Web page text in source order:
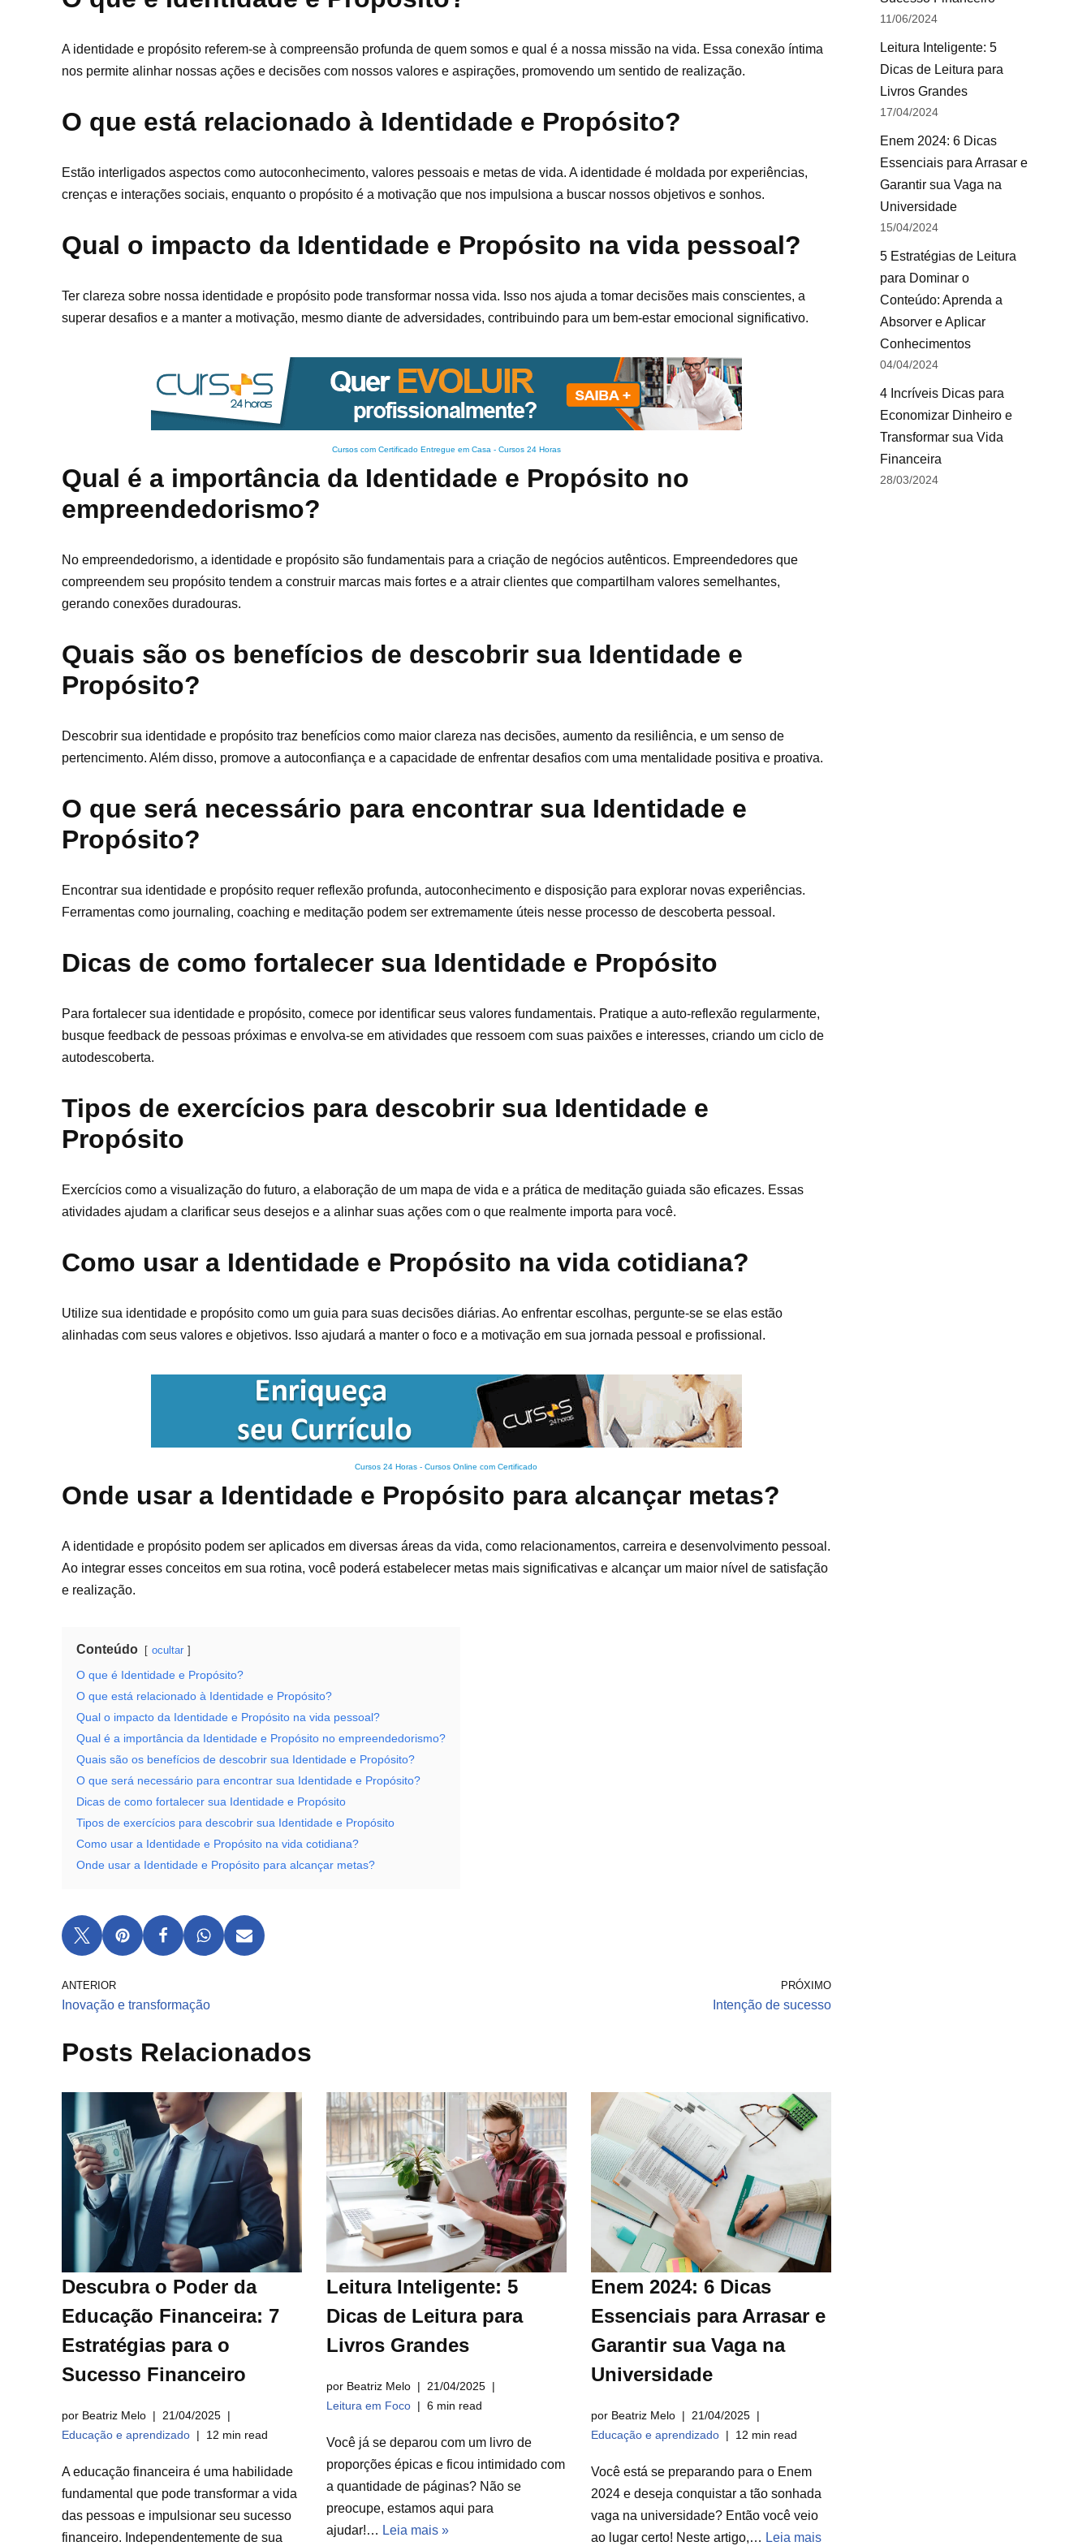
A identidade e propósito referem-se à compreensão profunda de quem somos e qual é a nossa missão na vida. Essa conexão íntima
nos permite alinhar nossas ações e decisões com nossos valores e aspirações, promovendo um sentido de realização.
O que está relacionado à Identidade e Propósito?
Estão interligados aspectos como autoconhecimento, valores pessoais e metas de vida. A identidade é moldada por experiências,
crenças e interações sociais, enquanto o propósito é a motivação que nos impulsiona a buscar nossos objetivos e sonhos.
Qual o impacto da Identidade e Propósito na vida pessoal?
Ter clareza sobre nossa identidade e propósito pode transformar nossa vida. Isso nos ajuda a tomar decisões mais conscientes, a
superar desafios e a manter a motivação, mesmo diante de adversidades, contribuindo para um bem-estar emocional significativo.
Cursos com Certificado Entregue em Casa - Cursos 24 Horas
Qual é a importância da Identidade e Propósito no
empreendedorismo?
No empreendedorismo, a identidade e propósito são fundamentais para a criação de negócios autênticos. Empreendedores que
compreendem seu propósito tendem a construir marcas mais fortes e a atrair clientes que compartilham valores semelhantes,
gerando conexões duradouras.
Quais são os benefícios de descobrir sua Identidade e
Propósito?
Descobrir sua identidade e propósito traz benefícios como maior clareza nas decisões, aumento da resiliência, e um senso de
pertencimento. Além disso, promove a autoconfiança e a capacidade de enfrentar desafios com uma mentalidade positiva e proativa.
O que será necessário para encontrar sua Identidade e
Propósito?
Encontrar sua identidade e propósito requer reflexão profunda, autoconhecimento e disposição para explorar novas experiências.
Ferramentas como journaling, coaching e meditação podem ser extremamente úteis nesse processo de descoberta pessoal.
Dicas de como fortalecer sua Identidade e Propósito
Para fortalecer sua identidade e propósito, comece por identificar seus valores fundamentais. Pratique a auto-reflexão regularmente,
busque feedback de pessoas próximas e envolva-se em atividades que ressoem com suas paixões e interesses, criando um ciclo de
autodescoberta.
Tipos de exercícios para descobrir sua Identidade e
Propósito
Exercícios como a visualização do futuro, a elaboração de um mapa de vida e a prática de meditação guiada são eficazes. Essas
atividades ajudam a clarificar seus desejos e a alinhar suas ações com o que realmente importa para você.
Como usar a Identidade e Propósito na vida cotidiana?
Utilize sua identidade e propósito como um guia para suas decisões diárias. Ao enfrentar escolhas, pergunte-se se elas estão
alinhadas com seus valores e objetivos. Isso ajudará a manter o foco e a motivação em sua jornada pessoal e profissional.
Cursos 24 Horas - Cursos Online com Certificado
Onde usar a Identidade e Propósito para alcançar metas?
A identidade e propósito podem ser aplicados em diversas áreas da vida, como relacionamentos, carreira e desenvolvimento pessoal.
Ao integrar esses conceitos em sua rotina, você poderá estabelecer metas mais significativas e alcançar um maior nível de satisfação
e realização.
Conteúdo ocultar
O que é Identidade e Propósito?
O que está relacionado à Identidade e Propósito?
Qual o impacto da Identidade e Propósito na vida pessoal?
Qual é a importância da Identidade e Propósito no empreendedorismo?
Quais são os benefícios de descobrir sua Identidade e Propósito?
O que será necessário para encontrar sua Identidade e Propósito?
Dicas de como fortalecer sua Identidade e Propósito
Tipos de exercícios para descobrir sua Identidade e Propósito
Como usar a Identidade e Propósito na vida cotidiana?
Onde usar a Identidade e Propósito para alcançar metas?
ANTERIOR
Inovação e transformação
PRÓXIMO
Intenção de sucesso
Posts Relacionados
Descubra o Poder da
Educação Financeira: 7
Estratégias para o
Sucesso Financeiro
por Beatriz Melo
21/04/2025
Educação e aprendizado
12 min read
A educação financeira é uma habilidade
fundamental que pode transformar a vida
das pessoas e impulsionar seu sucesso
financeiro. Independentemente de sua
Leitura Inteligente: 5
Dicas de Leitura para
Livros Grandes
por Beatriz Melo
21/04/2025
Leitura em Foco
6 min read
Você já se deparou com um livro de
proporções épicas e ficou intimidado com
a quantidade de páginas? Não se
preocupe, estamos aqui para
ajudar!… Leia mais »
Enem 2024: 6 Dicas
Essenciais para Arrasar e
Garantir sua Vaga na
Universidade
por Beatriz Melo
21/04/2025
Educação e aprendizado
12 min read
Você está se preparando para o Enem
2024 e deseja conquistar a tão sonhada
vaga na universidade? Então você veio
ao lugar certo! Neste artigo,… Leia mais
11/06/2024
Leitura Inteligente: 5
Dicas de Leitura para
Livros Grandes
17/04/2024
Enem 2024: 6 Dicas
Essenciais para Arrasar e
Garantir sua Vaga na
Universidade
15/04/2024
5 Estratégias de Leitura
para Dominar o
Conteúdo: Aprenda a
Absorver e Aplicar
Conhecimentos
04/04/2024
4 Incríveis Dicas para
Economizar Dinheiro e
Transformar sua Vida
Financeira
28/03/2024